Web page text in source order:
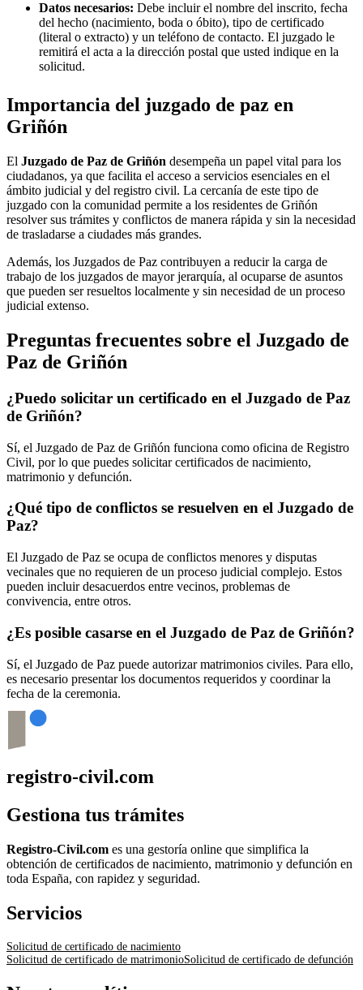
Datos necesarios: Debe incluir el nombre del inscrito, fecha
del hecho (nacimiento, boda o óbito), tipo de certificado
(literal o extracto) y un teléfono de contacto. El juzgado le
remitirá el acta a la dirección postal que usted indique en la
solicitud.
Importancia del juzgado de paz en
Griñón
El Juzgado de Paz de Griñón desempeña un papel vital para los
ciudadanos, ya que facilita el acceso a servicios esenciales en el
ámbito judicial y del registro civil. La cercanía de este tipo de
juzgado con la comunidad permite a los residentes de Griñón
resolver sus trámites y conflictos de manera rápida y sin la necesidad
de trasladarse a ciudades más grandes.
Además, los Juzgados de Paz contribuyen a reducir la carga de
trabajo de los juzgados de mayor jerarquía, al ocuparse de asuntos
que pueden ser resueltos localmente y sin necesidad de un proceso
judicial extenso.
Preguntas frecuentes sobre el Juzgado de
Paz de Griñón
¿Puedo solicitar un certificado en el Juzgado de Paz
de Griñón?
Sí, el Juzgado de Paz de Griñón funciona como oficina de Registro
Civil, por lo que puedes solicitar certificados de nacimiento,
matrimonio y defunción.
¿Qué tipo de conflictos se resuelven en el Juzgado de
Paz?
El Juzgado de Paz se ocupa de conflictos menores y disputas
vecinales que no requieren de un proceso judicial complejo. Estos
pueden incluir desacuerdos entre vecinos, problemas de
convivencia, entre otros.
¿Es posible casarse en el Juzgado de Paz de Griñón?
Sí, el Juzgado de Paz puede autorizar matrimonios civiles. Para ello,
es necesario presentar los documentos requeridos y coordinar la
fecha de la ceremonia.
registro-civil.com
Gestiona tus trámites
Registro-Civil.com es una gestoría online que simplifica la
obtención de certificados de nacimiento, matrimonio y defunción en
toda España, con rapidez y seguridad.
Servicios
Solicitud de certificado de nacimiento
Solicitud de certificado de matrimonioSolicitud de certificado de defunción